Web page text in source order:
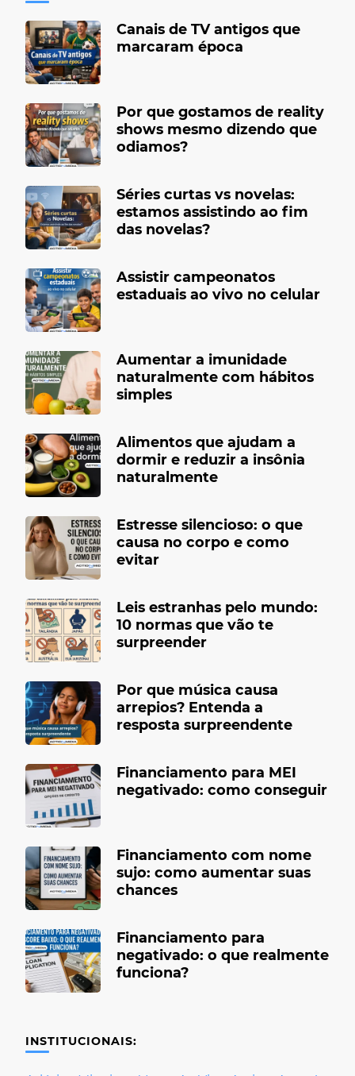
Canais de TV antigos que
marcaram época
Por que gostamos de reality
shows mesmo dizendo que
odiamos?
Séries curtas vs novelas:
estamos assistindo ao fim
das novelas?
Assistir campeonatos
estaduais ao vivo no celular
Aumentar a imunidade
naturalmente com hábitos
simples
Alimentos que ajudam a
dormir e reduzir a insônia
naturalmente
Estresse silencioso: o que
causa no corpo e como
evitar
Leis estranhas pelo mundo:
10 normas que vão te
surpreender
Por que música causa
arrepios? Entenda a
resposta surpreendente
Financiamento para MEI
negativado: como conseguir
Financiamento com nome
sujo: como aumentar suas
chances
Financiamento para
negativado: o que realmente
funciona?
INSTITUCIONAIS: